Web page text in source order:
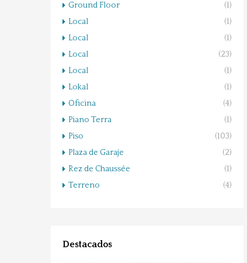
Ground Floor
(1)
Local
(1)
Local
(1)
Local
(23)
Local
(1)
Lokal
(1)
Oficina
(4)
Piano Terra
(1)
Piso
(103)
Plaza de Garaje
(2)
Rez de Chaussée
(1)
Terreno
(4)
Destacados